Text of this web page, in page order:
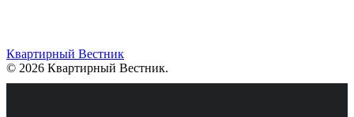
Квартирный Вестник
© 2026 Квартирный Вестник.